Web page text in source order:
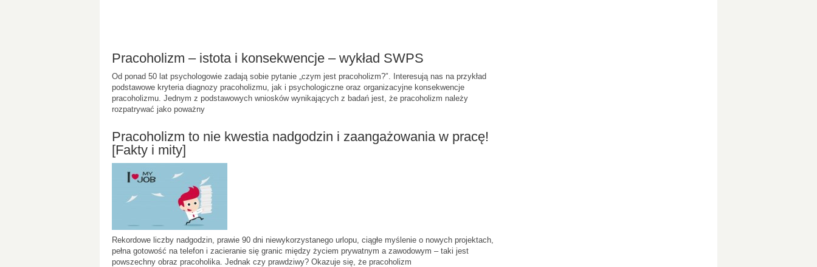
Pracoholizm – istota i konsekwencje – wykład SWPS
Od ponad 50 lat psychologowie zadają sobie pytanie „czym jest pracoholizm?″. Interesują nas na przykład
podstawowe kryteria diagnozy pracoholizmu, jak i psychologiczne oraz organizacyjne konsekwencje
pracoholizmu. Jednym z podstawowych wniosków wynikających z badań jest, że pracoholizm należy
rozpatrywać jako poważny
Pracoholizm to nie kwestia nadgodzin i zaangażowania w pracę!
[Fakty i mity]
Rekordowe liczby nadgodzin, prawie 90 dni niewykorzystanego urlopu, ciągłe myślenie o nowych projektach,
pełna gotowość na telefon i zacieranie się granic między życiem prywatnym a zawodowym – taki jest
powszechny obraz pracoholika. Jednak czy prawdziwy? Okazuje się, że pracoholizm